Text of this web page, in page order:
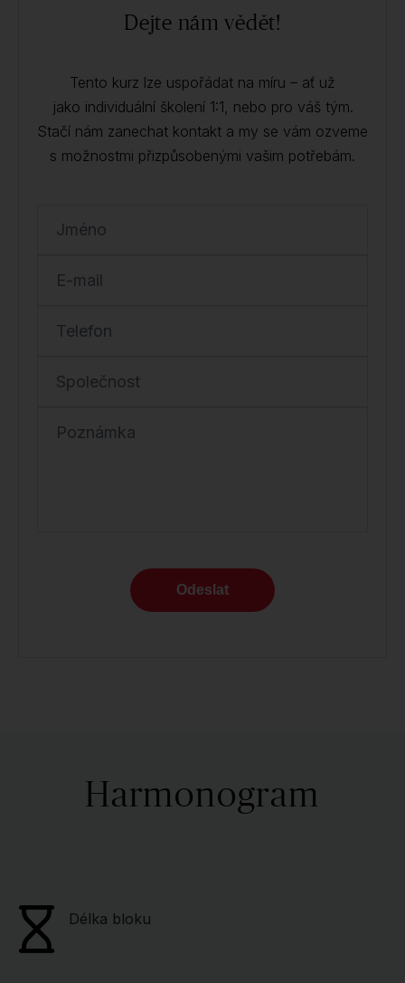
Dejte nám vědět!
Tento kurz lze uspořádat na míru – ať už
jako individuální školení 1:1, nebo pro váš tým.
Stačí nám zanechat kontakt a my se vám ozveme
s možnostmi přizpůsobenými vašim potřebám.
Jméno
E-mail
Telefon
Společnost
Poznámka
Odeslat
Harmonogram
Délka bloku